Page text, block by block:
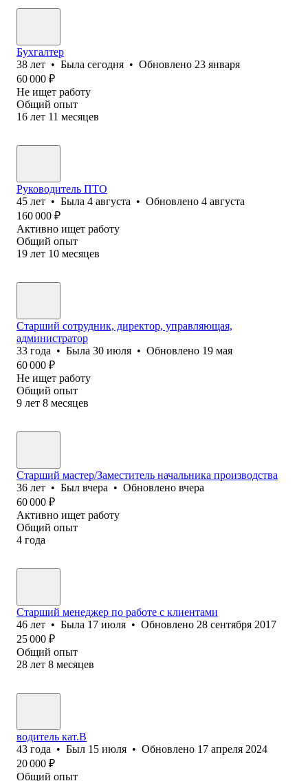
Бухгалтер
38 лет • Была сегодня • Обновлено 23 января
60 000 ₽
Не ищет работу
Общий опыт
16 лет 11 месяцев
Руководитель ПТО
45 лет • Была 4 августа • Обновлено 4 августа
160 000 ₽
Активно ищет работу
Общий опыт
19 лет 10 месяцев
Старший сотрудник, директор, управляющая,
администратор
33 года • Была 30 июля • Обновлено 19 мая
60 000 ₽
Не ищет работу
Общий опыт
9 лет 8 месяцев
Старший мастер/Заместитель начальника производства
36 лет • Был вчера • Обновлено вчера
60 000 ₽
Активно ищет работу
Общий опыт
4 года
Старший менеджер по работе с клиентами
46 лет • Была 17 июля • Обновлено 28 сентября 2017
25 000 ₽
Общий опыт
28 лет 8 месяцев
водитель кат.В
43 года • Был 15 июля • Обновлено 17 апреля 2024
20 000 ₽
Общий опыт